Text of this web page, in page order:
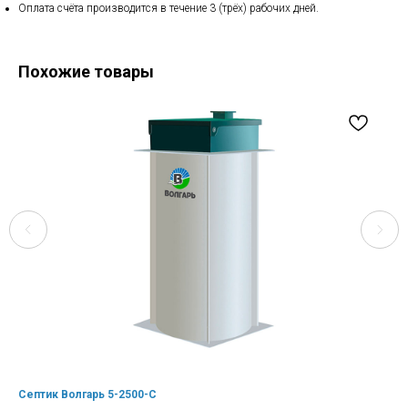
Оплата счёта производится в течение 3 (трёх) рабочих дней.
Похожие товары
Септик Волгарь 5-2500-С